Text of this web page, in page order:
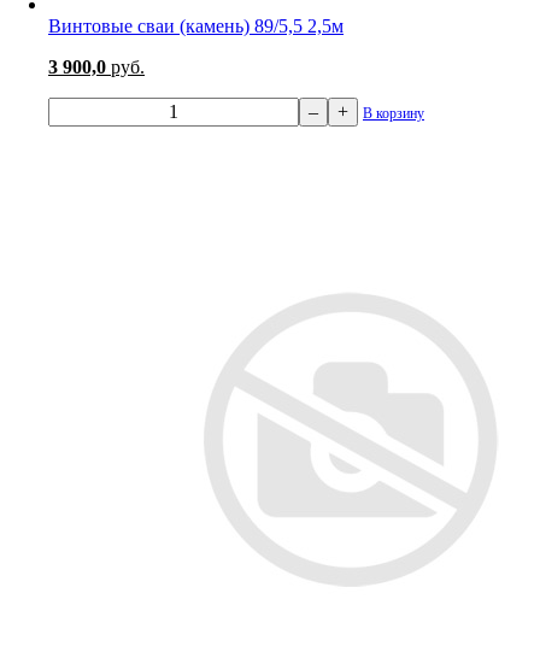
Винтовые сваи (камень) 89/5,5 2,5м
3 900,0 руб.
– + В корзину